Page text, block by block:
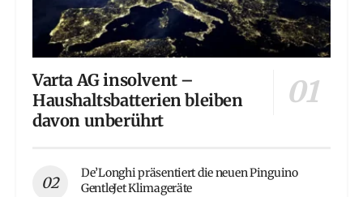
Varta AG insolvent –
Haushaltsbatterien bleiben
davon unberührt
De’Longhi präsentiert die neuen Pinguino
GentleJet Klimageräte